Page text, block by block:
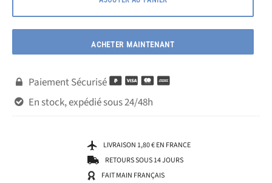
ACHETER MAINTENANT
 Paiement Sécurisé
 En stock, expédié sous 24/48h
LIVRAISON 1,80 € EN FRANCE
RETOURS SOUS 14 JOURS
FAIT MAIN FRANÇAIS